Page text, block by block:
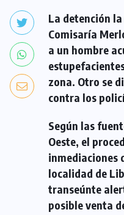
La detención
Comisaría
a un hombre
zona. Otro se
contra los
Según las
Oeste, el
inmediaciones
localidad de
transeúnte
posible venta